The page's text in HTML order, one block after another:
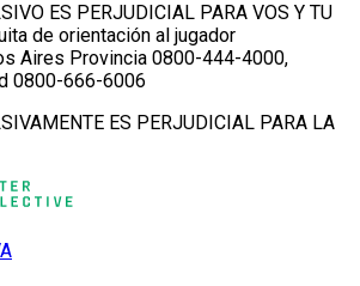
ES PERJUDICIAL PARA VOS Y TU
de orientación al jugador
Aires Provincia 0800-444-4000,
0800-666-6006
ES PERJUDICIAL PARA LA